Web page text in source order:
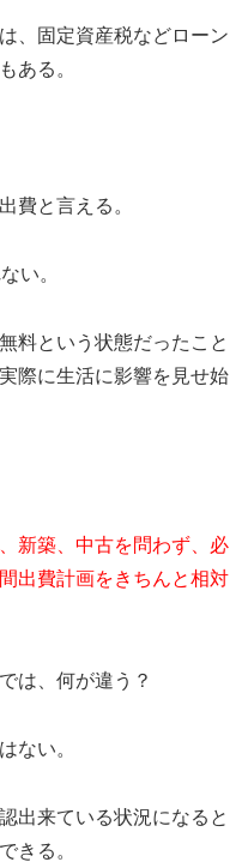
、固定資産税などローン
ある。
費と言える。
い。
料という状態だったこと
際に生活に影響を見せ始
新築、中古を問わず、必
出費計画をきちんと相対
は、何が違う？
ない。
出来ている状況になると
きる。